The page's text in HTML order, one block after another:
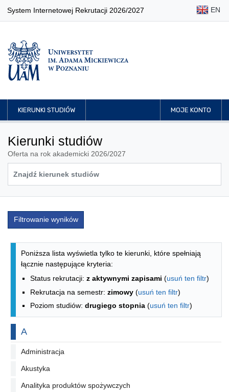
System Internetowej Rekrutacji 2026/2027 EN
KIERUNKI STUDIÓW MOJE KONTO
Kierunki studiów
Oferta na rok akademicki 2026/2027
Filtrowanie wyników
Lista kierunków - indeks alfabetyczny
Poniższa lista wyświetla tylko te kierunki, które spełniają
łącznie następujące kryteria:
Status rekrutacji: z aktywnymi zapisami (usuń ten filtr)
Rekrutacja na semestr: zimowy (usuń ten filtr)
Poziom studiów: drugiego stopnia (usuń ten filtr)
Na literę
A
Administracja
Akustyka
Analityka produktów spożywczych